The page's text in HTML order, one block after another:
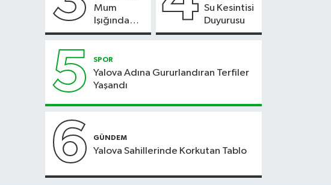
Mum
Işığında
Konser
Su Kesintisi
Duyurusu
5 SPOR
Yalova Adına Gururlandıran Terfiler
Yaşandı
6 GÜNDEM
Yalova Sahillerinde Korkutan Tablo